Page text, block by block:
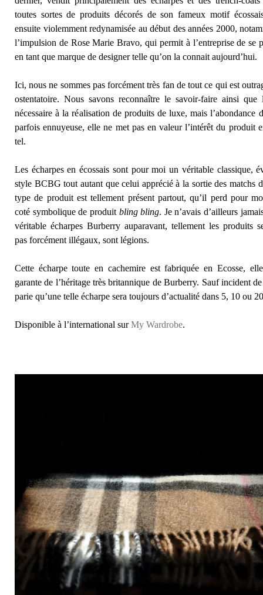
toutes sortes de produits décorés de son fameux motif
ensuite violemment redynamisée au début des années 2000,
l’impulsion de Rose Marie Bravo, qui permit à l’entreprise de se
en tant que marque de designer telle qu’on la connait aujourd’hui.
Ici, nous ne sommes pas forcément très fan de tout ce qui est
ostentatoire. Nous savons reconnaître le savoir-faire ainsi que
nécessaire à la réalisation de produits de luxe, mais l’abondance
parfois ennuyeuse, elle ne met pas en valeur l’intérêt du produit
tel.
Les écharpes en écossais sont pour moi un véritable classique,
style BCBG tout autant que celui apprécié à la sortie des matchs
type de produit est tellement présent partout, qu’il perd pour
coté symbolique de produit bling bling. Je n’avais d’ailleurs
véritable écharpes Burberry auparavant, tellement les produits
pas forcément illégaux, sont légions.
Cette écharpe toute en cachemire est fabriquée en Ecosse,
garante de l’héritage très britannique de Burberry. Sauf incident
parie qu’une telle écharpe sera toujours d’actualité dans 5, 10 ou
Disponible à l’international surMy Wardrobe.